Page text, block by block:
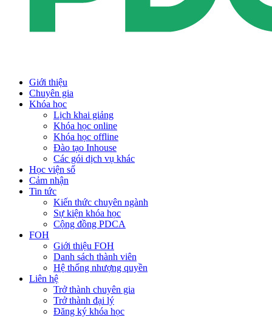
Giới thiệu
Chuyên gia
Khóa học
Lịch khai giảng
Khóa học online
Khóa học offline
Đào tạo Inhouse
Các gói dịch vụ khác
Học viện số
Cảm nhận
Tin tức
Kiến thức chuyên ngành
Sự kiện khóa học
Cộng đồng PDCA
FOH
Giới thiệu FOH
Danh sách thành viên
Hệ thống nhượng quyền
Liên hệ
Trở thành chuyên gia
Trở thành đại lý
Đăng ký khóa học